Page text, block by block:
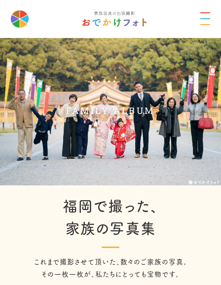
FAMILY ALBUM
福岡で撮った、
家族の写真集
これまで撮影させて頂いた、数々のご家族の写真。
その一枚一枚が、私たちにとっても宝物です。